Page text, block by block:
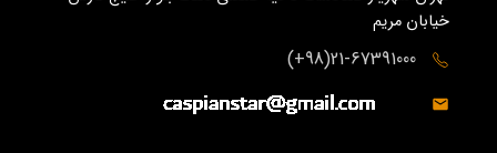
خیابان مریم
21-67391000(98+)